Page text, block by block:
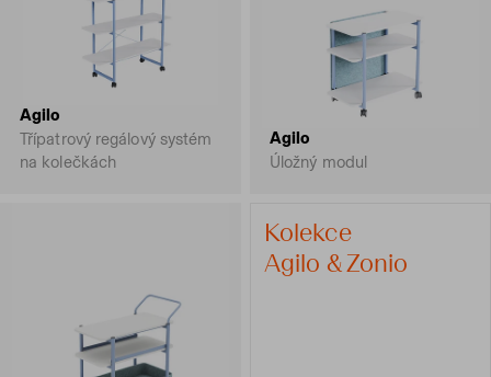
Agilo
Třípatrový regálový systém
na kolečkách
Agilo
Úložný modul
Kolekce
Agilo & Zonio